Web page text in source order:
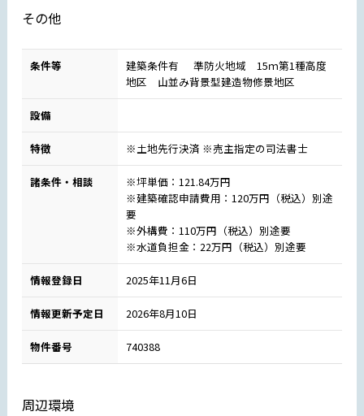
その他
条件等
建築条件有 準防火地域 15ｍ第1種高度
地区 山並み背景型建造物修景地区
設備
特徴 ※土地先行決済 ※売主指定の司法書士
諸条件・相談
※坪単価：121.84万円
※建築確認申請費用：120万円（税込）別途
要
※外構費：110万円（税込）別途要
※水道負担金：22万円（税込）別途要
情報登録日 2025年11月6日
情報更新予定日 2026年8月10日
物件番号 740388
周辺環境